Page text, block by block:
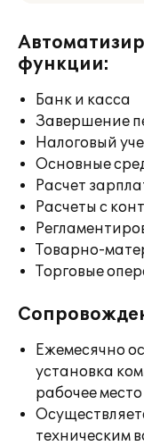
функции:
Банк и касса
Завершение
Налоговый
Основные
Расчет
Расчеты с
Товарно-
Торговые
Ежемесячно
установка
рабочее
техническим